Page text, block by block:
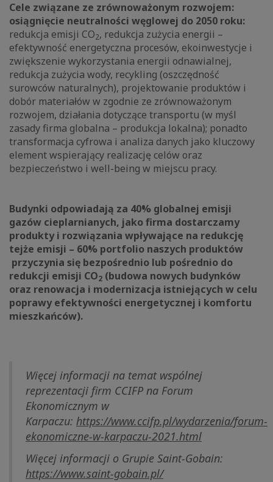
Cele związane ze zrównoważonym rozwojem:
osiągnięcie neutralności węglowej do 2050 roku:
redukcja emisji CO2, redukcja zużycia energii –
efektywność energetyczna procesów, ekoinwestycje i
zwiększenie wykorzystania energii odnawialnej,
redukcja zużycia wody, recykling (oszczędność
surowców naturalnych), projektowanie produktów i
dobór materiałów w zgodnie ze zrównoważonym
rozwojem, działania dotyczące transportu (w myśl
zasady firma globalna – produkcja lokalna); ponadto
transformacja cyfrowa i analiza danych jako kluczowy
element wspierający realizację celów oraz
bezpieczeństwo i well-being w miejscu pracy.
Budynki odpowiadają za 40% globalnej emisji
gazów cieplarnianych, jako firma dostarczamy
produkty i rozwiązania wpływające na redukcję
tejże emisji – 60% portfolio naszych produktów
przyczynia się bezpośrednio lub pośrednio do
redukcji emisji CO2 (budowa nowych budynków
oraz renowacja i modernizacja istniejących w celu
poprawy efektywności energetycznej i komfortu
mieszkańców).
Więcej informacji na temat wspólnej
reprezentacji firm CCIFP na Forum
Ekonomicznym w
Karpaczu: https://www.ccifp.pl/wydarzenia/forum-
ekonomiczne-w-karpaczu-2021.html
Więcej informacji o Grupie Saint-Gobain:
https://www.saint-gobain.pl/